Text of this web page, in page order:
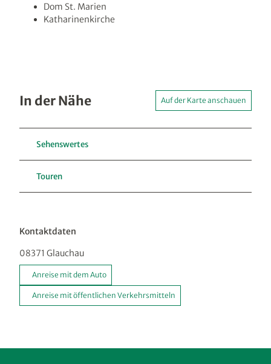
Dom St. Marien
Katharinenkirche
In der Nähe Auf der Karte anschauen
Sehenswertes
Touren
Kontaktdaten
08371 Glauchau
Anreise mit dem Auto
Anreise mit öffentlichen Verkehrsmitteln